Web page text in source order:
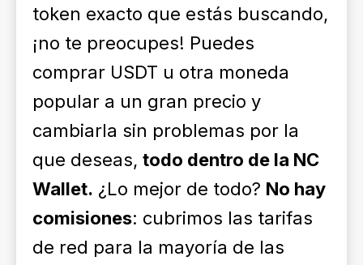
token exacto que estás buscando,
¡no te preocupes! Puedes
comprar USDT u otra moneda
popular a un gran precio y
cambiarla sin problemas por la
que deseas, todo dentro de la NC
Wallet. ¿Lo mejor de todo? No hay
comisiones: cubrimos las tarifas
de red para la mayoría de las